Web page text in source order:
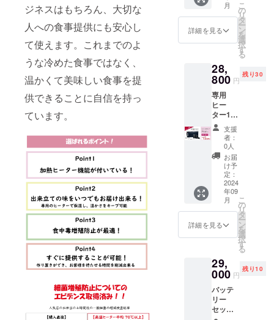
ジネスはもちろん、大切な
人への食事提供にも安心し
て使えます。これまでのよ
うな冷めた食事ではなく、
温かくて美味しい食事を提
供できることに自信を持っ
ています。
ガーソ
ケット
１本 ※
マーク
（その
他法定
表示を
含む）
表示あ
り お出
かけ時
や災害
時等の
際に車
内でも
シガー
ソケッ
トを使
うこと
で使用
27,800
円(税込)
にてご
提供し
ます。
ト内容
専用
バッグ1
本 ／専
用ヒー
ター1枚
／バッ
テリー
充電
セット1
台 ※
バッテ
リーは
PSE
マーク
（その
他法定
り 熱々
を2時間
弱キー
プする
ことが
できま
月
詳細を見る
こ
の
リ
タ
ー
ン
を
選
択
す
る
28,
800 円
残り30
専用
ヒー
ター1枚
+専用
バッテ
リー2
セット
のシン
プル
セット
が約２
0％OFF
のちょ
い得割
今、
持って
冷バッ
グに加
熱機能
をプラ
スでき
るシン
支援
者：
0人
お届
け予
定：
2024
年09
月
詳細を見る
こ
の
リ
タ
ー
ン
を
選
択
す
る
29,
000 円
残り10
バッテ
リー
セット